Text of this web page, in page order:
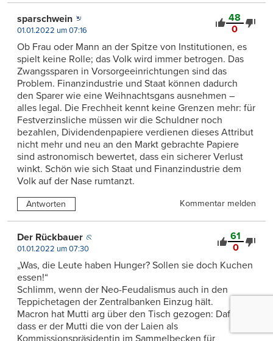
48
0
sparschwein
01.01.2022 um 07:16
Ob Frau oder Mann an der Spitze von Institutionen, es
spielt keine Rolle; das Volk wird immer betrogen. Das
Zwangssparen in Vorsorgeeinrichtungen sind das
Problem. Finanzindustrie und Staat können dadurch
den Sparer wie eine Weihnachtsgans ausnehmen –
alles legal. Die Frechheit kennt keine Grenzen mehr: für
Festverzinsliche müssen wir die Schuldner noch
bezahlen, Dividendenpapiere verdienen dieses Attribut
nicht mehr und neu an den Markt gebrachte Papiere
sind astronomisch bewertet, dass ein sicherer Verlust
winkt. Schön wie sich Staat und Finanzindustrie dem
Volk auf der Nase rumtanzt.
Antworten Kommentar melden
61
0
Der Rückbauer
01.01.2022 um 07:30
„Was, die Leute haben Hunger? Sollen sie doch Kuchen
essen!“
Schlimm, wenn der Neo-Feudalismus auch in den
Teppichetagen der Zentralbanken Einzug hält.
Macron hat Mutti arg über den Tisch gezogen: Dafür,
dass er der Mutti die von der Laien als